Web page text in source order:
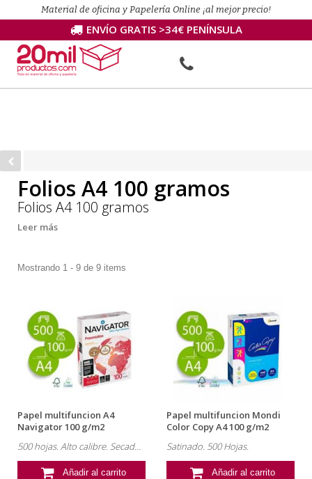
Material de oficina y Papelería Online ¡al mejor precio!
ENVÍO GRATIS >34€ PENÍNSULA
Folios A4 100 gramos
Folios A4 100 gramos
Leer más
Mostrando 1 - 9 de 9 items
Papel multifuncion A4
Navigator 100 g/m2
500 hojas. Alto calibre. Secado rápido.
Añadir al carrito
Papel multifuncion Mondi
Color Copy A4 100 g/m2
Satinado. 500 Hojas.
Añadir al carrito